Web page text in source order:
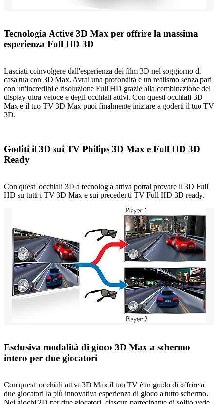
Tecnologia Active 3D Max per offrire la massima
esperienza Full HD 3D
Lasciati coinvolgere dall'esperienza dei film 3D nel soggiorno di
casa tua con 3D Max. Avrai una profondità e un realismo senza pari
con un'incredibile risoluzione Full HD grazie alla combinazione del
display ultra veloce e degli occhiali attivi. Con questi occhiali 3D
Max e il tuo TV 3D Max puoi finalmente iniziare a goderti il tuo TV
3D.
Goditi il 3D sui TV Philips 3D Max e Full HD 3D
Ready
Con questi occhiali 3D a tecnologia attiva potrai provare il 3D Full
HD su tutti i TV 3D Max e sui precedenti TV Full HD 3D ready.
Esclusiva modalità di gioco 3D Max a schermo
intero per due giocatori
Con questi occhiali attivi 3D Max il tuo TV è in grado di offrire a
due giocatori la più innovativa esperienza di gioco a tutto schermo.
Nei giochi 2D per due giocatori, ciascun partecipante di solito vede